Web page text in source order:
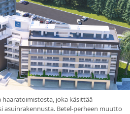
joka käsittää
asuinrakennusta. Betel-perheen muutto